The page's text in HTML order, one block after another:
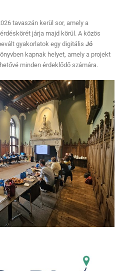
tavaszán kerül sor, amely a
járja majd körül. A közös
gyakorlatok egy digitális Jó
kapnak helyet, amely a projekt
minden érdeklődő számára.